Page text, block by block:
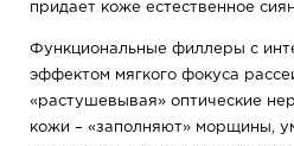
придает коже естественное
Функциональные филлеры с
эффектом мягкого фокуса
«растушевывая» оптические
кожи – «заполняют» морщины,